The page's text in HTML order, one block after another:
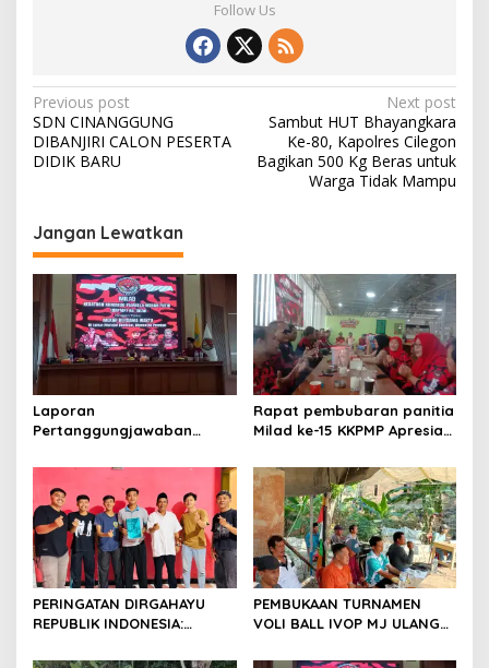
Follow Us
Post
navigation
Previous post
SDN CINANGGUNG
DIBANJIRI CALON PESERTA
DIDIK BARU
Next post
Sambut HUT Bhayangkara
Ke-80, Kapolres Cilegon
Bagikan 500 Kg Beras untuk
Warga Tidak Mampu
Jangan Lewatkan
Laporan
Pertanggungjawaban
Panitia Milad KKPMP ke-15
Resmi Ditutup
Rapat pembubaran panitia
Milad ke-15 KKPMP Apresiasi
Ajak Perkuat Solidaritas
Organisasi bertempat
Kubang Laban Jombang
Cilegon Rm Sate Bebek
Nong ViNY.
PERINGATAN DIRGAHAYU
REPUBLIK INDONESIA:
PASULUHAN SIAP
PEMBUKAAN TURNAMEN
VOLI BALL IVOP MJ ULANG
MERIAH, KEPALA DESA